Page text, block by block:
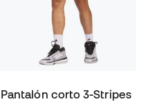
Pantalón corto 3-Stripes